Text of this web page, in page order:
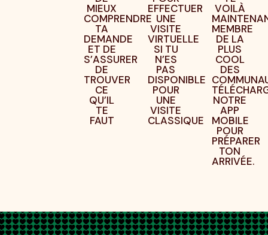
MIEUX
COMPRENDRE
TA
DEMANDE
ET DE
S’ASSURER
DE
TROUVER
CE
QU’IL
TE
FAUT
EFFECTUER
UNE
VISITE
VIRTUELLE
SI TU
N’ES
PAS
DISPONIBLE
POUR
UNE
VISITE
CLASSIQUE
VOILÀ
MEMBRE
DE LA
PLUS
COOL
DES
NOTRE
APP
MOBILE
POUR
PRÉPARER
TON
ARRIVÉE.